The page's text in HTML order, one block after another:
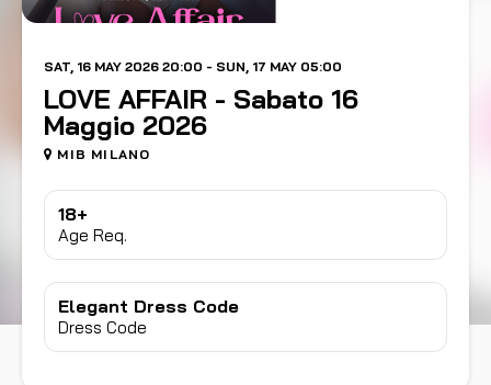
SAT, 16 MAY 2026 20:00 - SUN, 17 MAY 05:00
LOVE AFFAIR - Sabato 16
Maggio 2026
MIB MILANO
18+
Age Req.
Elegant Dress Code
Dress Code